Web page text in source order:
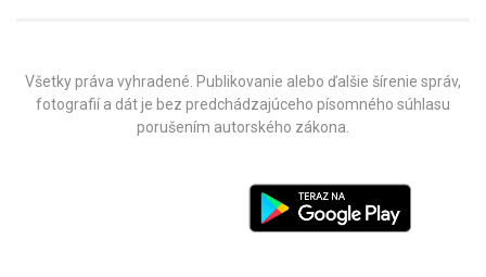
Všetky práva vyhradené. Publikovanie alebo ďalšie šírenie správ,
fotografií a dát je bez predchádzajúceho písomného súhlasu
porušením autorského zákona.